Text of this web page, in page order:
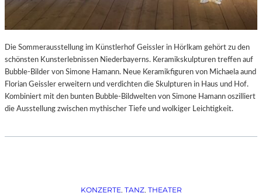
Die Sommerausstellung im Künstlerhof Geissler in Hörlkam gehört zu den
schönsten Kunsterlebnissen Niederbayerns. Keramikskulpturen treffen auf
Bubble-Bilder von Simone Hamann. Neue Keramikfiguren von Michaela aund
Florian Geissler erweitern und verdichten die Skulpturen in Haus und Hof.
Kombiniert mit den bunten Bubble-Bildwelten von Simone Hamann oszilliert
die Ausstellung zwischen mythischer Tiefe und wolkiger Leichtigkeit.
KONZERTE, TANZ, THEATER